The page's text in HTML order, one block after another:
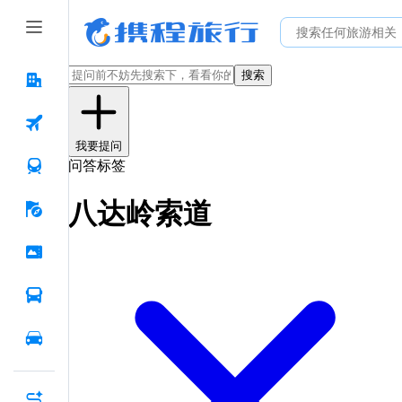
搜索
我要提问
问答标签
八达岭索道